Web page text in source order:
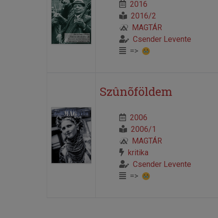
2016
2016/2
MAGTÁR
Csender Levente
=>
Szûnõföldem
2006
2006/1
MAGTÁR
kritika
Csender Levente
=>